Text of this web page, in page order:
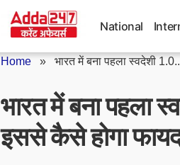
National
Home » भारत में बना पहला स्वदेशी
भारत में बना पहला
इससे कैसे होगा